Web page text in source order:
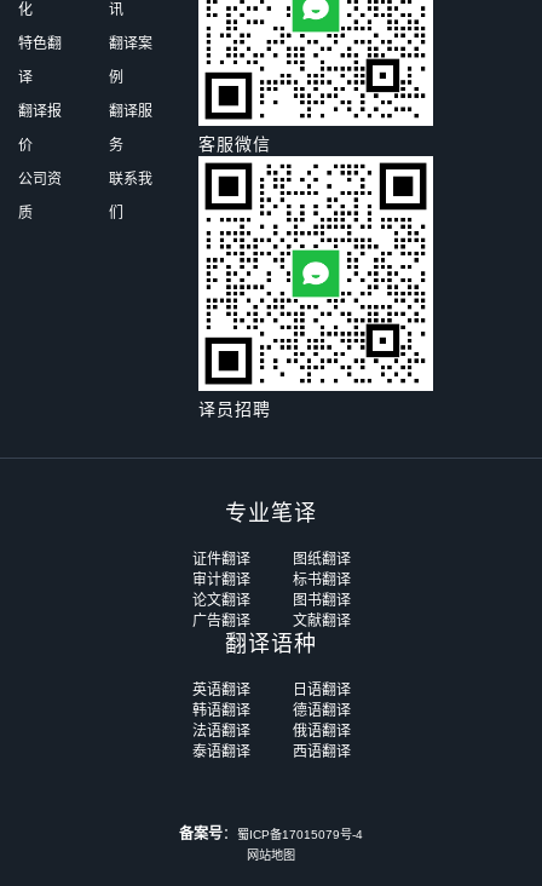
化
特色翻
译
翻译报
价
公司资
质
讯
翻译案
例
翻译服
务
联系我
们
客服微信
译员招聘
专业笔译
证件翻译
图纸翻译
审计翻译
标书翻译
论文翻译
图书翻译
广告翻译
文献翻译
翻译语种
英语翻译
日语翻译
韩语翻译
德语翻译
法语翻译
俄语翻译
泰语翻译
西语翻译
备案号：
蜀ICP备17015079号-4
网站地图